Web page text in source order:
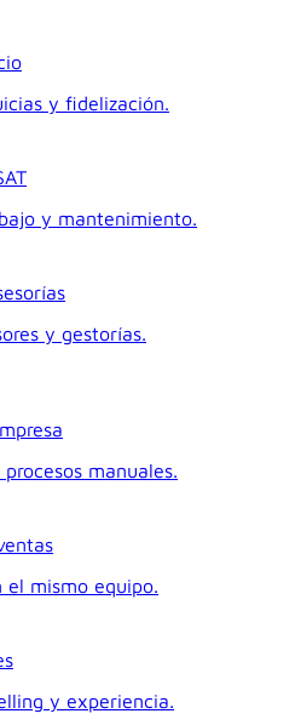
y fidelización.
y mantenimiento.
y gestorías.
manuales.
el mismo equipo.
y experiencia.